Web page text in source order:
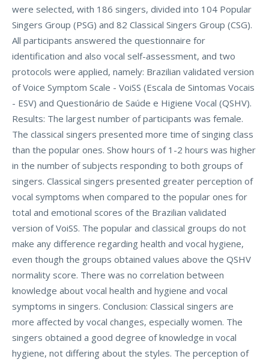
were selected, with 186 singers, divided into 104 Popular
Singers Group (PSG) and 82 Classical Singers Group (CSG).
All participants answered the questionnaire for
identification and also vocal self-assessment, and two
protocols were applied, namely: Brazilian validated version
of Voice Symptom Scale - VoiSS (Escala de Sintomas Vocais
- ESV) and Questionário de Saúde e Higiene Vocal (QSHV).
Results: The largest number of participants was female.
The classical singers presented more time of singing class
than the popular ones. Show hours of 1-2 hours was higher
in the number of subjects responding to both groups of
singers. Classical singers presented greater perception of
vocal symptoms when compared to the popular ones for
total and emotional scores of the Brazilian validated
version of VoiSS. The popular and classical groups do not
make any difference regarding health and vocal hygiene,
even though the groups obtained values above the QSHV
normality score. There was no correlation between
knowledge about vocal health and hygiene and vocal
symptoms in singers. Conclusion: Classical singers are
more affected by vocal changes, especially women. The
singers obtained a good degree of knowledge in vocal
hygiene, not differing about the styles. The perception of